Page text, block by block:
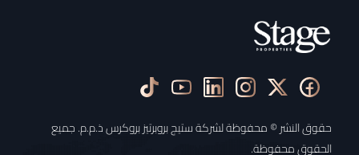
حقوق النشر © محفوظة لشركة ستيج بروبرتيز بروكرس ذ.م.م. جميع
الحقوق محفوظة.